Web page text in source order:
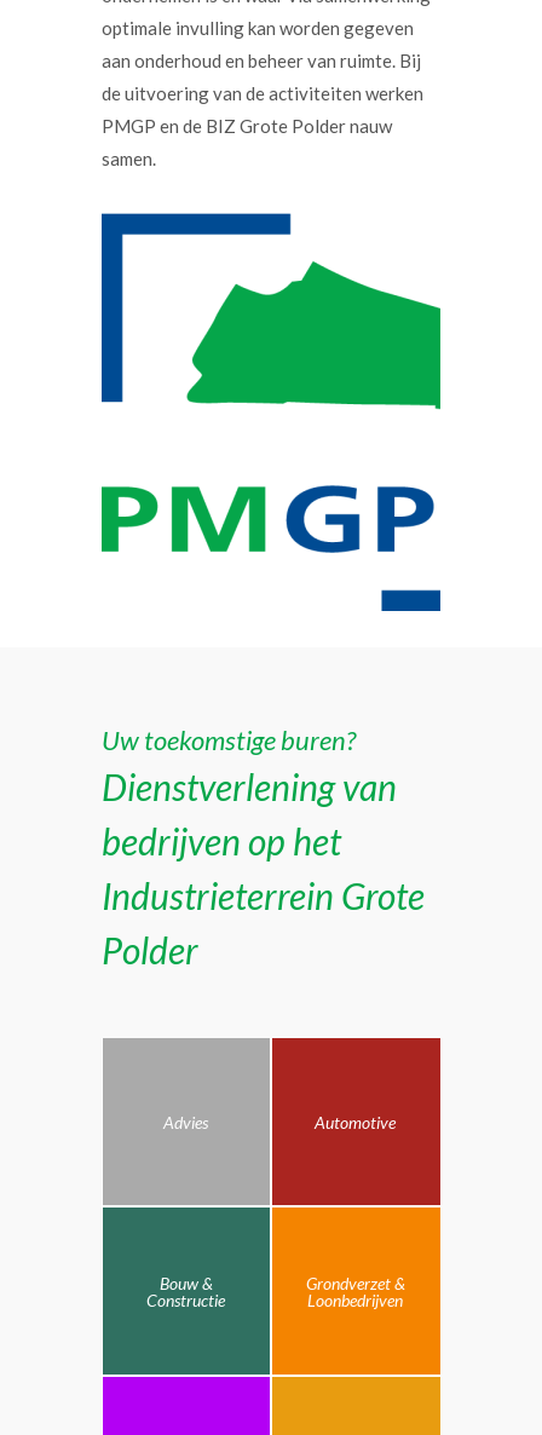
optimale invulling kan worden gegeven
aan onderhoud en beheer van ruimte. Bij
de uitvoering van de activiteiten werken
PMGP en de BIZ Grote Polder nauw
samen.
Uw toekomstige buren?
Dienstverlening van
bedrijven op het
Industrieterrein Grote
Polder
Advies Automotive
Bouw &
Constructie
Grondverzet &
Loonbedrijven